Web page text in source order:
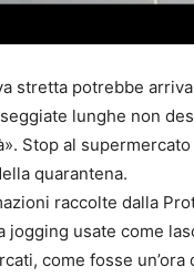
stretta potrebbe
lunghe non
Stop al
quarantena.
raccolte dalla
jogging usate come
come fosse